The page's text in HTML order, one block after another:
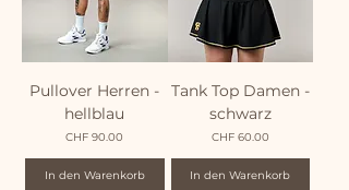
Pullover Herren -
hellblau
Preis
CHF 90.00
In den Warenkorb
Tank Top Damen -
schwarz
Preis
CHF 60.00
In den Warenkorb